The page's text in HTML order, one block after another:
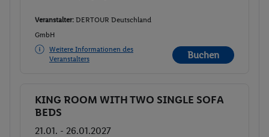
Veranstalter: DERTOUR Deutschland
GmbH
Weitere Informationen des
Veranstalters
Buchen
Buchen
KING ROOM WITH TWO SINGLE SOFA
BEDS
21.01. - 26.01.2027